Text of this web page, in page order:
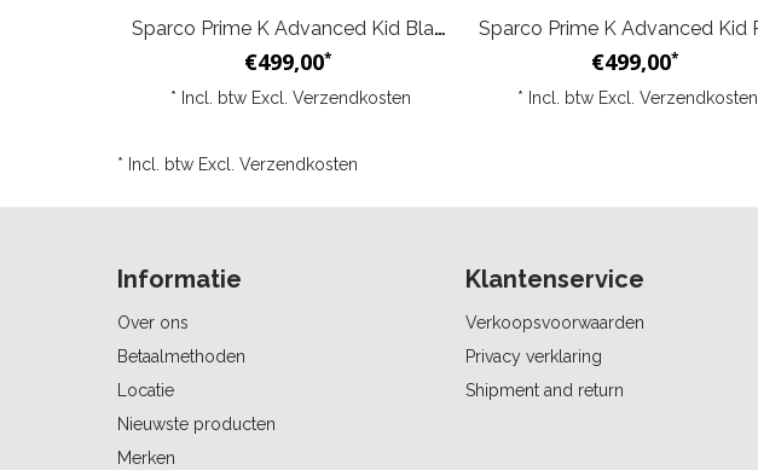
Sparco Prime K Advanced Kid Blauw
€499,00*
* Incl. btw Excl. Verzendkosten
€499,00*
* Incl. btw Excl. Verzendkosten
* Incl. btw Excl. Verzendkosten
Informatie
Over ons
Betaalmethoden
Locatie
Nieuwste producten
Merken
Klantenservice
Verkoopsvoorwaarden
Privacy verklaring
Shipment and return